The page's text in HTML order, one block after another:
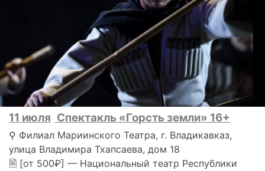
11 июля Спектакль «Горсть земли» 16+
⚲ Филиал Мариинского Театра, г. Владикавказ,
улица Владимира Тхапсаева, дом 18
🗎 [от 500₽] — Национальный театр Республики